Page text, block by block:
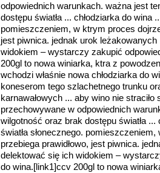
odpowiednich warunkach. ważna jest
dostępu światła ... chłodziarka do wina
pomieszczeniem, w ktrym proces
jest piwnica. jednak urok
widokiem – wystarczy zakupić
200gl to nowa winiarka, ktra z
wchodzi właśnie nowa chłodziarka do
koneserom tego szlachetnego trunku
karnawałowych ... aby wino nie
przechowywane w odpowiednich
wilgotność oraz brak dostępu światła
światła słonecznego.
przebiega prawidłowo, jest piwnica.
delektować się ich widokiem –
do wina.[link1]ccv 200gl to nowa